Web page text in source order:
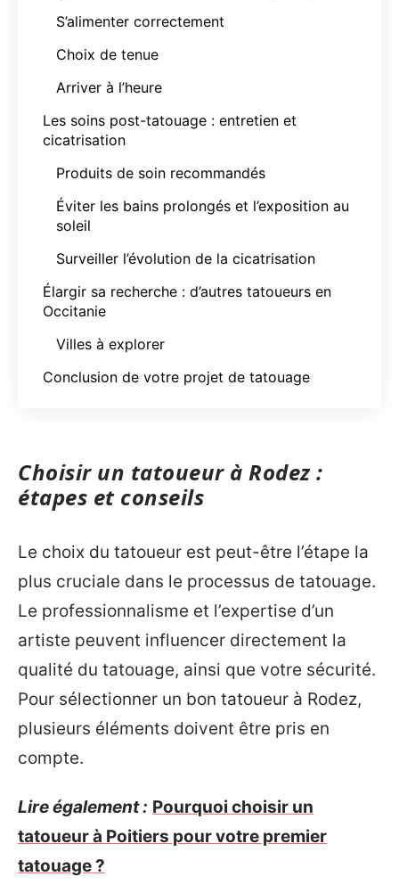
S’alimenter correctement
Choix de tenue
Arriver à l’heure
Les soins post-tatouage : entretien et
cicatrisation
Produits de soin recommandés
Éviter les bains prolongés et l’exposition au
soleil
Surveiller l’évolution de la cicatrisation
Élargir sa recherche : d’autres tatoueurs en
Occitanie
Villes à explorer
Conclusion de votre projet de tatouage
Choisir un tatoueur à Rodez :
étapes et conseils
Le choix du tatoueur est peut-être l’étape la
plus cruciale dans le processus de tatouage.
Le professionnalisme et l’expertise d’un
artiste peuvent influencer directement la
qualité du tatouage, ainsi que votre sécurité.
Pour sélectionner un bon tatoueur à Rodez,
plusieurs éléments doivent être pris en
compte.
Lire également : Pourquoi choisir un
tatoueur à Poitiers pour votre premier
tatouage ?